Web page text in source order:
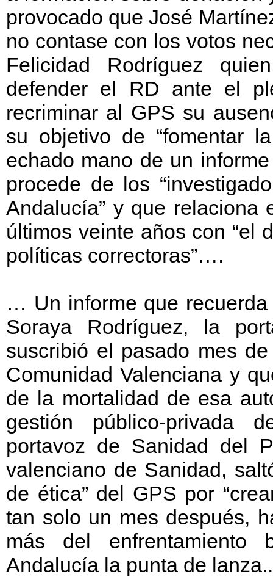
provocado que José
no contase con los votos
Felicidad Rodríguez
defender el RD ante el
recriminar al GPS su
su objetivo de “fomentar
echado mano de un
procede de los
Andalucía” y que
últimos veinte años con “el
políticas correctoras”….
… Un informe que
Soraya Rodríguez, la
suscribió el pasado mes
Comunidad Valenciana y
de la mortalidad de esa
gestión público-privada
portavoz de Sanidad del
valenciano de Sanidad,
de ética” del GPS por
tan solo un mes después,
más del enfrentamiento
Andalucía la punta de